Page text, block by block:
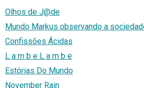
Olhos de J@de
Mundo Markus observando a
Confissões Ácidas
L a m b e L a m b e
Estórias Do Mundo
November Rain